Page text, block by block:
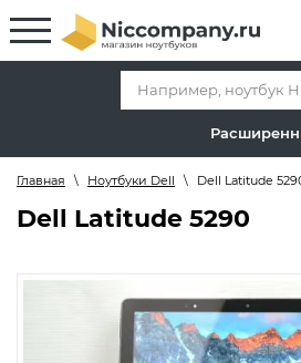
Главная \ Ноутбуки Dell \ Dell Latitude
Dell Latitude 5290